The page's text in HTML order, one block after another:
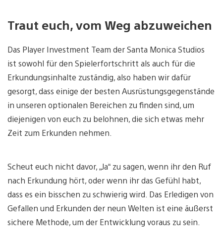
Traut euch, vom Weg abzuweichen
Das Player Investment Team der Santa Monica Studios
ist sowohl für den Spielerfortschritt als auch für die
Erkundungsinhalte zuständig, also haben wir dafür
gesorgt, dass einige der besten Ausrüstungsgegenstände
in unseren optionalen Bereichen zu finden sind, um
diejenigen von euch zu belohnen, die sich etwas mehr
Zeit zum Erkunden nehmen.
Scheut euch nicht davor, „Ja“ zu sagen, wenn ihr den Ruf
nach Erkundung hört, oder wenn ihr das Gefühl habt,
dass es ein bisschen zu schwierig wird. Das Erledigen von
Gefallen und Erkunden der neun Welten ist eine äußerst
sichere Methode, um der Entwicklung voraus zu sein.